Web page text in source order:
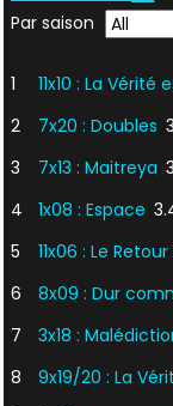
Par saison
1 11x10 : La
2
7x20 : Doubles
3
7x13 : Maitreya
4
1x08 : Espace
5
11x06 : Le
6
8x09 : Dur
7
3x18 :
8
9x19/20 : La